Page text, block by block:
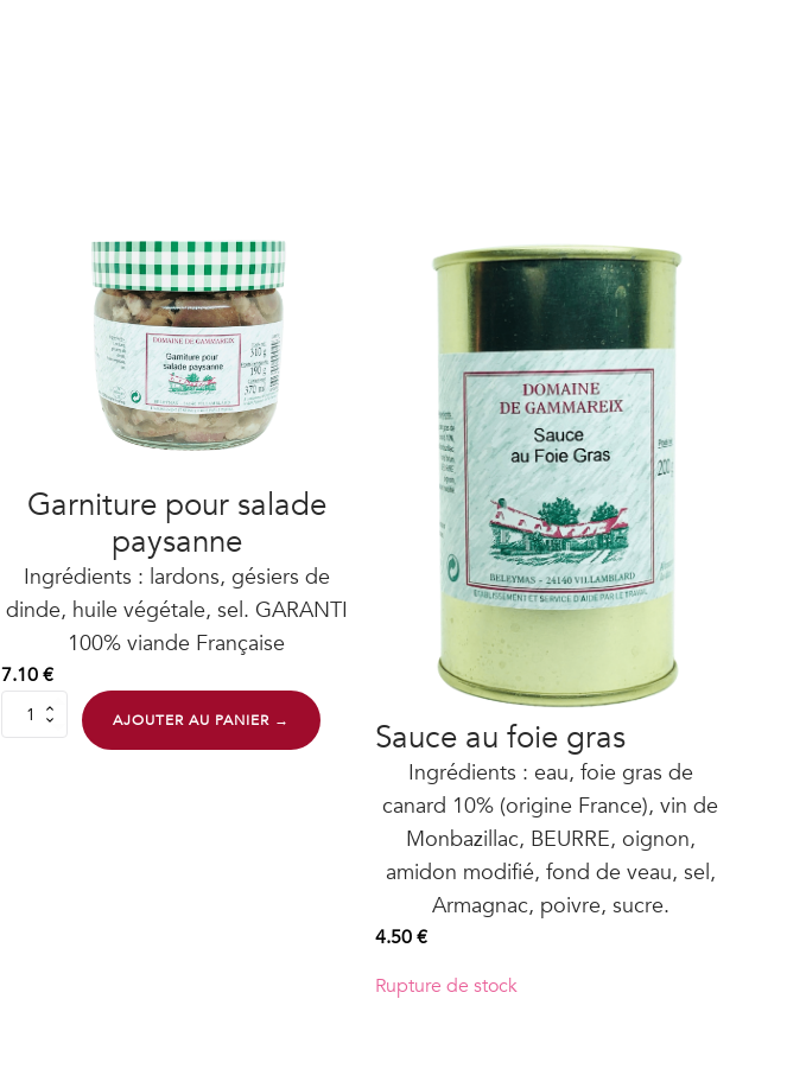
Garniture pour salade
paysanne
Ingrédients : lardons, gésiers de
dinde, huile végétale, sel. GARANTI
100% viande Française
7.10€
quantité
de
AJOUTER AU PANIER → Sauce au foie gras
Ingrédients : eau, foie gras de
canard 10% (origine France), vin de
Monbazillac, BEURRE, oignon,
amidon modifié, fond de veau, sel,
Armagnac, poivre, sucre.
4.50€
Rupture de stock